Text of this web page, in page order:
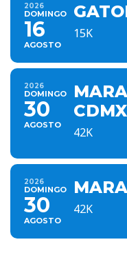
2026
DOMINGO
16
AGOSTO
15K
2026
DOMINGO
30
AGOSTO
CDMX
42K
2026
DOMINGO
30
AGOSTO
42K